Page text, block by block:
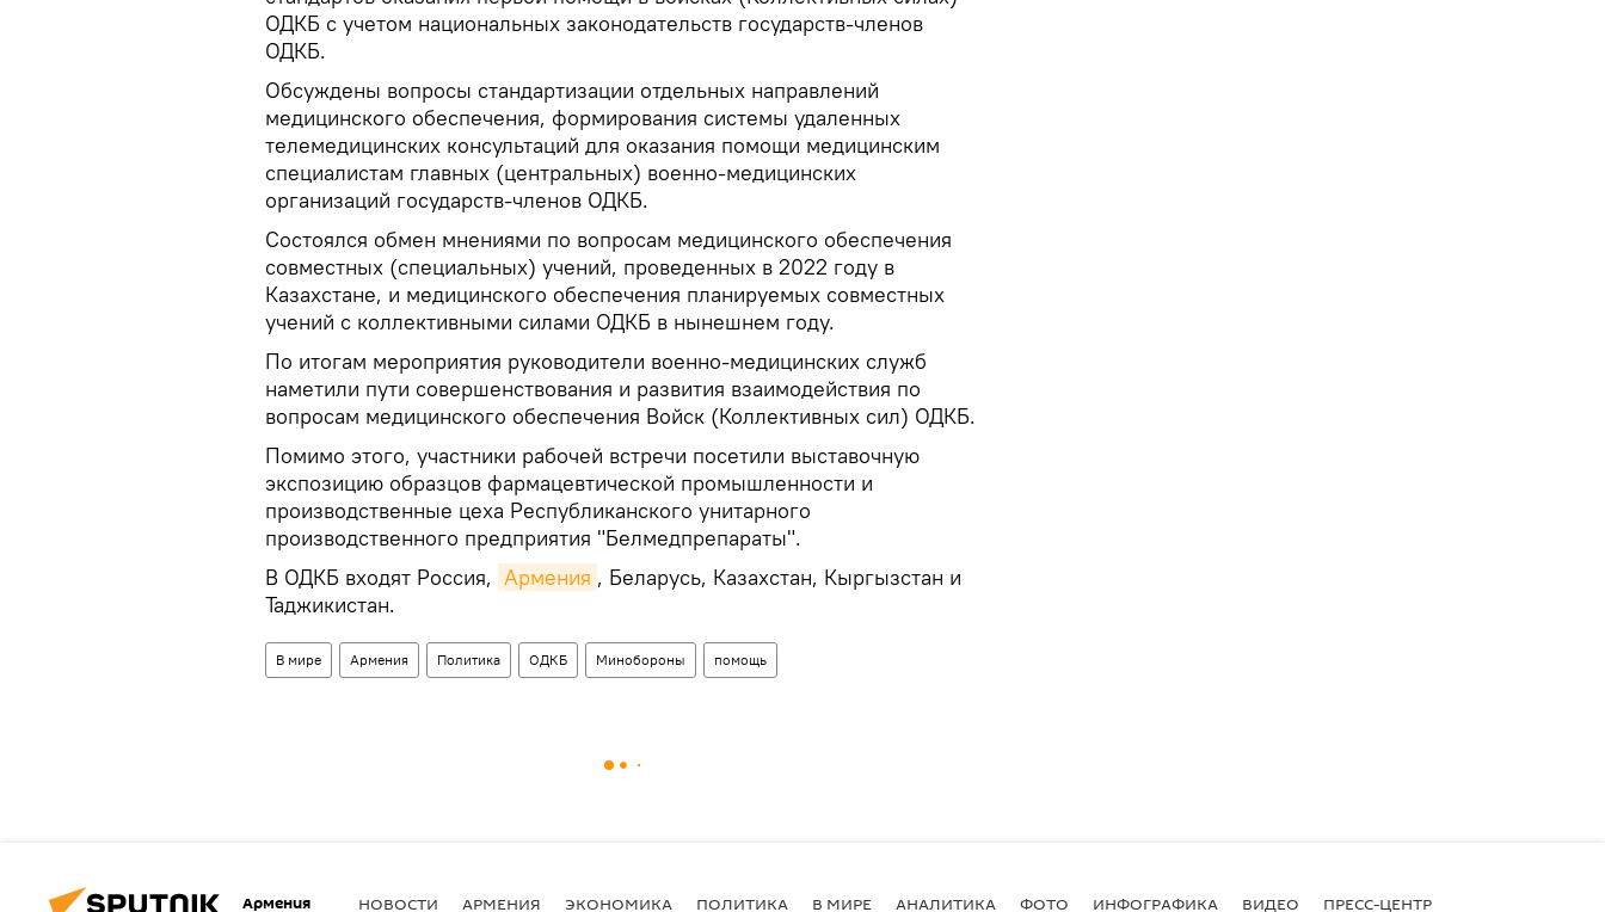
ОДКБ с учетом национальных законодательств государств-членов
ОДКБ.
Обсуждены вопросы стандартизации отдельных направлений
медицинского обеспечения, формирования системы удаленных
телемедицинских консультаций для оказания помощи медицинским
специалистам главных (центральных) военно-медицинских
организаций государств-членов ОДКБ.
Состоялся обмен мнениями по вопросам медицинского обеспечения
совместных (специальных) учений, проведенных в 2022 году в
Казахстане, и медицинского обеспечения планируемых совместных
учений с коллективными силами ОДКБ в нынешнем году.
По итогам мероприятия руководители военно-медицинских служб
наметили пути совершенствования и развития взаимодействия по
вопросам медицинского обеспечения Войск (Коллективных сил) ОДКБ.
Помимо этого, участники рабочей встречи посетили выставочную
экспозицию образцов фармацевтической промышленности и
производственные цеха Республиканского унитарного
производственного предприятия "Белмедпрепараты".
В ОДКБ входят Россия, Армения , Беларусь, Казахстан, Кыргызстан и
Таджикистан.
В мире Армения Политика ОДКБ Минобороны помощь
Армения НОВОСТИ АРМЕНИЯ ЭКОНОМИКА ПОЛИТИКА В МИРЕ АНАЛИТИКА ФОТО ИНФОГРАФИКА ВИДЕО ПРЕСС-ЦЕНТР